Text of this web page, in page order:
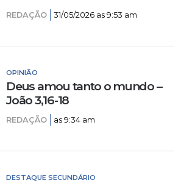
REDAÇÃO 31/05/2026 as 9:53 am
OPINIÃO
Deus amou tanto o mundo –
João 3,16-18
REDAÇÃO as 9:34 am
DESTAQUE SECUNDÁRIO